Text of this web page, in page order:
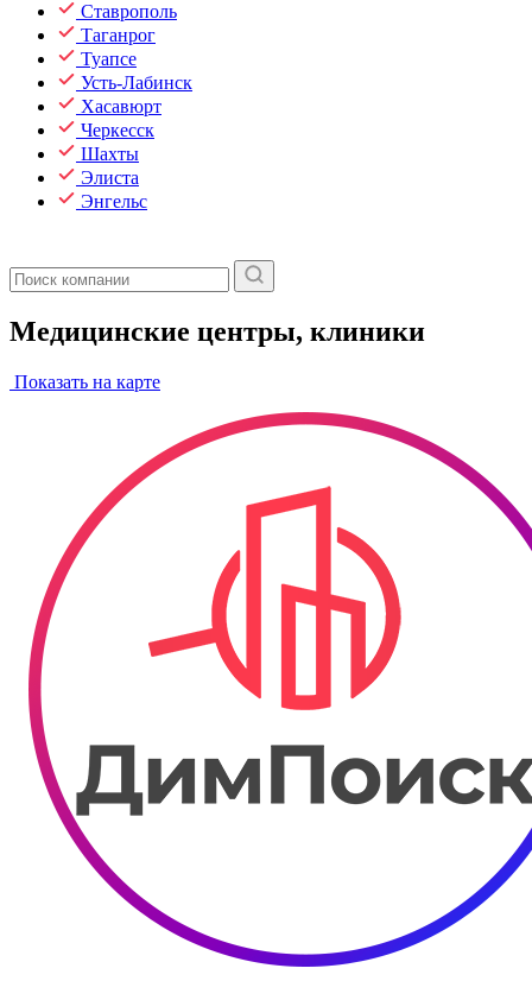
Ставрополь
Таганрог
Туапсе
Усть-Лабинск
Хасавюрт
Черкесск
Шахты
Элиста
Энгельс
Медицинские центры, клиники
Показать на карте